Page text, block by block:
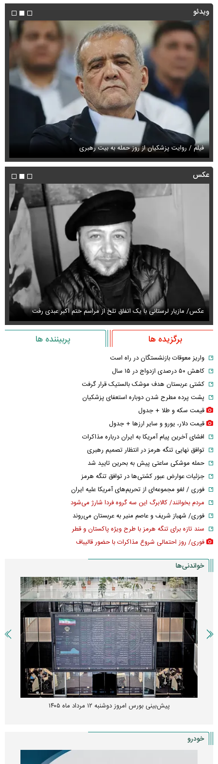
ویدئو
فیلم / روایت پزشکیان از روز حمله به بیت رهبری
عکس
عکس/ مازیار لرستانی با یک اتفاق تلخ از مراسم ختم اکبر عبدی رفت
برگزیده ها پربیننده ها
واریز معوقات بازنشستگان در راه است
کاهش ۵۰ درصدی ازدواج در ۱۵ سال
کشتی عربستان هدف موشک بالستیک قرار گرفت
پشت پرده مطرح شدن دوباره استعفای پزشکیان
قیمت سکه و طلا + جدول
قیمت دلار، یورو و سایر ارز‌ها + جدول
افشای آخرین پیام آمریکا به ایران درباره مذاکرات
توافق نهایی تنگه هرمز در انتظار تصمیم رهبری
حمله موشکی ساعتی پیش به بحرین تایید شد
جزئیات عوارض عبور کشتی‌ها در توافق تنگه هرمز
فوری / لغو مجموعه‌ای از تحریم‌های آمریکا علیه ایران
مردم بخوانند/ کالابرگ این سه گروه فردا شارژ می‌شود
فوری/ شهباز شریف و عاصم منیر به عربستان می‌روند
سند تازه برای تنگه هرمز با طرح ویژه پاکستان و قطر
فوری/ روز احتمالی شروع مذاکرات با حضور قالیباف
خواندنی‌ها
پیش‌بینی بورس امروز دوشنبه ۱۲ مرداد ماه ۱۴۰۵
خودرو